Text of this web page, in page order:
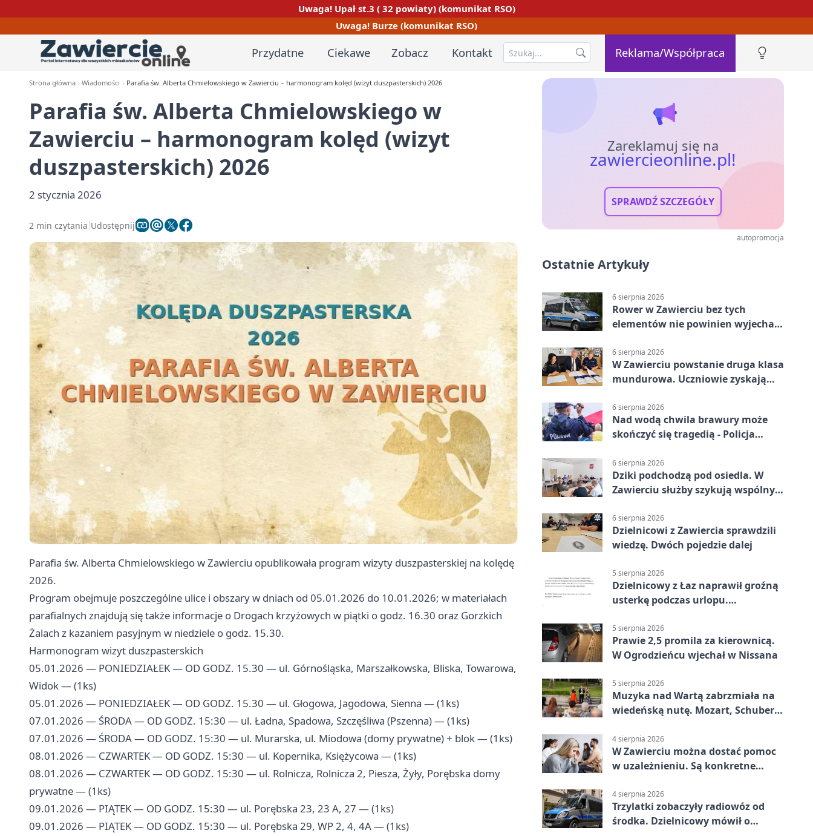
Uwaga! Upał st.3 ( 32 powiaty) (komunikat RSO)
Uwaga! Burze (komunikat RSO)
Przydatne Ciekawe Zobacz Kontakt Reklama/Współpraca
Strona główna Wiadomości Parafia św. Alberta Chmielowskiego w Zawierciu – harmonogram kolęd (wizyt duszpasterskich) 2026
Parafia św. Alberta Chmielowskiego w
Zawierciu – harmonogram kolęd (wizyt
duszpasterskich) 2026
2 stycznia 2026
2 min czytania Udostępnij
Parafia św. Alberta Chmielowskiego w Zawierciu opublikowała program wizyty duszpasterskiej na kolędę
2026.
Program obejmuje poszczególne ulice i obszary w dniach od 05.01.2026 do 10.01.2026; w materiałach
parafialnych znajdują się także informacje o Drogach krzyżowych w piątki o godz. 16.30 oraz Gorzkich
Żalach z kazaniem pasyjnym w niedziele o godz. 15.30.
Harmonogram wizyt duszpasterskich
05.01.2026 — PONIEDZIAŁEK — OD GODZ. 15.30 — ul. Górnośląska, Marszałkowska, Bliska, Towarowa,
Widok — (1ks)
05.01.2026 — PONIEDZIAŁEK — OD GODZ. 15.30 — ul. Głogowa, Jagodowa, Sienna — (1ks)
07.01.2026 — ŚRODA — OD GODZ. 15:30 — ul. Ładna, Spadowa, Szczęśliwa (Pszenna) — (1ks)
07.01.2026 — ŚRODA — OD GODZ. 15:30 — ul. Murarska, ul. Miodowa (domy prywatne) + blok — (1ks)
08.01.2026 — CZWARTEK — OD GODZ. 15:30 — ul. Kopernika, Księżycowa — (1ks)
08.01.2026 — CZWARTEK — OD GODZ. 15:30 — ul. Rolnicza, Rolnicza 2, Piesza, Żyły, Porębska domy
prywatne — (1ks)
09.01.2026 — PIĄTEK — OD GODZ. 15:30 — ul. Porębska 23, 23 A, 27 — (1ks)
09.01.2026 — PIĄTEK — OD GODZ. 15:30 — ul. Porębska 29, WP 2, 4, 4A — (1ks)
Zareklamuj się na
zawiercieonline.pl!
SPRAWDŹ SZCZEGÓŁY
autopromocja
Ostatnie Artykuły
6 sierpnia 2026
Rower w Zawierciu bez tych
elementów nie powinien wyjechać
6 sierpnia 2026
W Zawierciu powstanie druga klasa
mundurowa. Uczniowie zyskają
6 sierpnia 2026
Nad wodą chwila brawury może
skończyć się tragedią - Policja
6 sierpnia 2026
Dziki podchodzą pod osiedla. W
Zawierciu służby szykują wspólny
6 sierpnia 2026
Dzielnicowi z Zawiercia sprawdzili
wiedzę. Dwóch pojedzie dalej
5 sierpnia 2026
Dzielnicowy z Łaz naprawił groźną
usterkę podczas urlopu.
5 sierpnia 2026
Prawie 2,5 promila za kierownicą.
W Ogrodzieńcu wjechał w Nissana
5 sierpnia 2026
Muzyka nad Wartą zabrzmiała na
wiedeńską nutę. Mozart, Schubert i
4 sierpnia 2026
W Zawierciu można dostać pomoc
w uzależnieniu. Są konkretne
4 sierpnia 2026
Trzylatki zobaczyły radiowóz od
środka. Dzielnicowy mówił o